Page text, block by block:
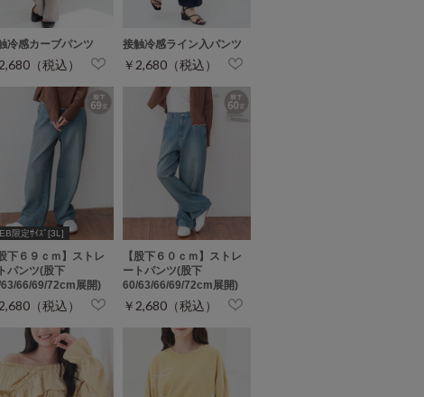
冷感カーブパンツ
（税込）
接触冷感ライン入パンツ
￥2,680（税込）
限定ｻｲｽﾞ[3L]
股下６９ｃｍ】ストレ
パンツ(股下
66/69/72cm展開)
（税込）
【股下６０ｃｍ】ストレ
ートパンツ(股下
60/63/66/69/72cm展開)
￥2,680（税込）